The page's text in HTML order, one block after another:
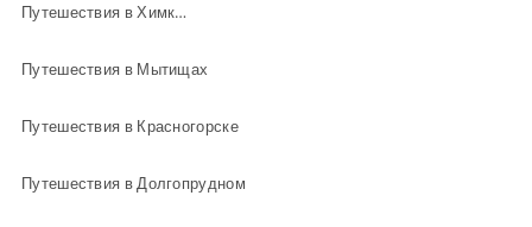
Путешествия в Химках
Путешествия в Мытищах
Путешествия в Красногорске
Путешествия в Долгопрудном